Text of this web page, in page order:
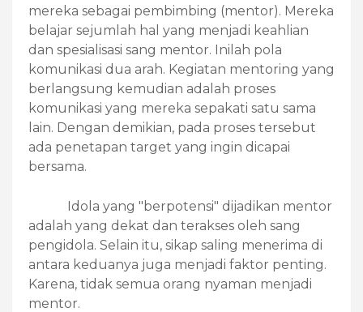
mereka sebagai pembimbing (mentor). Mereka
belajar sejumlah hal yang menjadi keahlian
dan spesialisasi sang mentor. Inilah pola
komunikasi dua arah. Kegiatan mentoring yang
berlangsung kemudian adalah proses
komunikasi yang mereka sepakati satu sama
lain. Dengan demikian, pada proses tersebut
ada penetapan target yang ingin dicapai
bersama.
Idola yang "berpotensi" dijadikan mentor
adalah yang dekat dan terakses oleh sang
pengidola. Selain itu, sikap saling menerima di
antara keduanya juga menjadi faktor penting.
Karena, tidak semua orang nyaman menjadi
mentor.